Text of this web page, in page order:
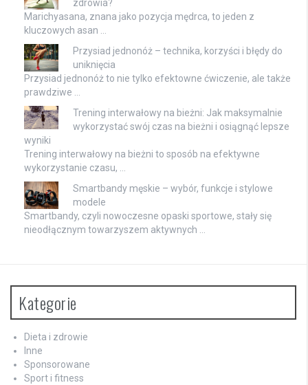
zdrowia?
Marichyasana, znana jako pozycja mędrca, to jeden z
kluczowych asan …
Przysiad jednonóż – technika, korzyści i błędy do
uniknięcia
Przysiad jednonóż to nie tylko efektowne ćwiczenie, ale także
prawdziwe …
Trening interwałowy na bieżni: Jak maksymalnie
wykorzystać swój czas na bieżni i osiągnąć lepsze
wyniki
Trening interwałowy na bieżni to sposób na efektywne
wykorzystanie czasu, …
Smartbandy męskie – wybór, funkcje i stylowe
modele
Smartbandy, czyli nowoczesne opaski sportowe, stały się
nieodłącznym towarzyszem aktywnych …
Kategorie
Dieta i zdrowie
Inne
Sponsorowane
Sport i fitness